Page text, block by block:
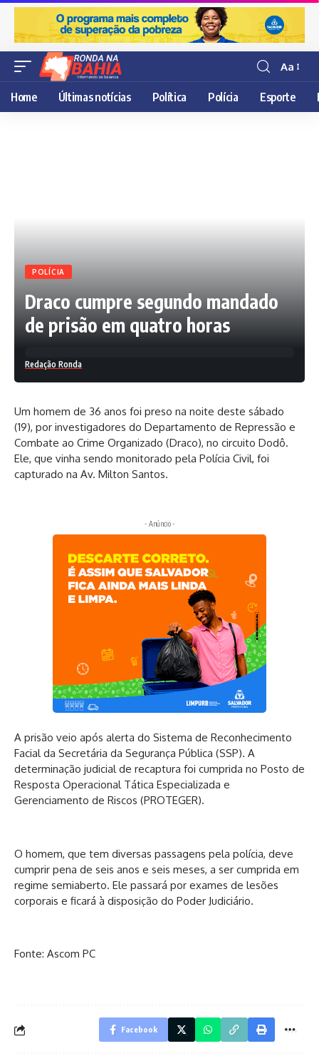
Resisor
de
fonte
Aa
Home Últimas notícias Política Polícia Esporte
POLÍCIA
Draco cumpre segundo mandado
de prisão em quatro horas
Redação Ronda
Um homem de 36 anos foi preso na noite deste sábado
(19), por investigadores do Departamento de Repressão e
Combate ao Crime Organizado (Draco), no circuito Dodô.
Ele, que vinha sendo monitorado pela Polícia Civil, foi
capturado na Av. Milton Santos.
- Anúncio -
A prisão veio após alerta do Sistema de Reconhecimento
Facial da Secretária da Segurança Pública (SSP). A
determinação judicial de recaptura foi cumprida no Posto de
Resposta Operacional Tática Especializada e
Gerenciamento de Riscos (PROTEGER).
O homem, que tem diversas passagens pela polícia, deve
cumprir pena de seis anos e seis meses, a ser cumprida em
regime semiaberto. Ele passará por exames de lesões
corporais e ficará à disposição do Poder Judiciário.
Fonte: Ascom PC
Facebook